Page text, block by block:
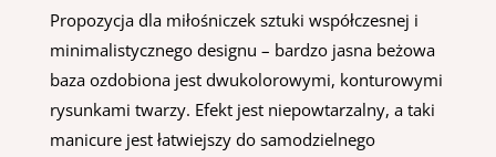
Propozycja dla miłośniczek sztuki współczesnej i
minimalistycznego designu – bardzo jasna beżowa
baza ozdobiona jest dwukolorowymi, konturowymi
rysunkami twarzy. Efekt jest niepowtarzalny, a taki
manicure jest łatwiejszy do samodzielnego